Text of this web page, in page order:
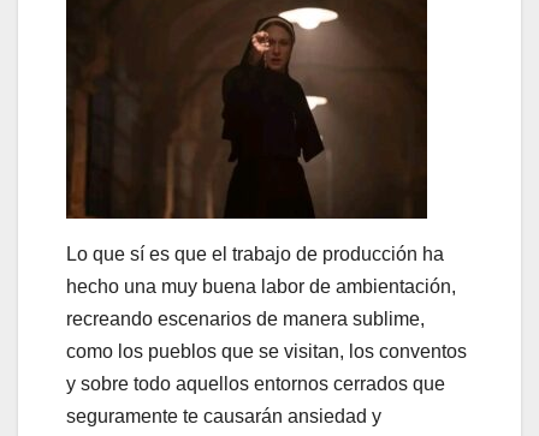
Lo que sí es que el trabajo de producción ha
hecho una muy buena labor de ambientación,
recreando escenarios de manera sublime,
como los pueblos que se visitan, los conventos
y sobre todo aquellos entornos cerrados que
seguramente te causarán ansiedad y